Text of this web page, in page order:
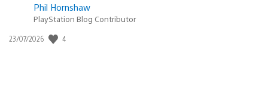
Phil Hornshaw
PlayStation Blog Contributor
Data
23/07/2026 4